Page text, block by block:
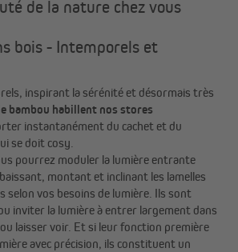
de la nature chez vous
bois - Intemporels et
inspirant la sérénité et désormais très
bambou habillent nos stores
instantanément du cachet et du
se doit cosy.
pourrez moduler la lumière entrante
montant et inclinant les lamelles
selon vos besoins de lumière. Ils sont
inviter la lumière à entrer largement dans
laisser voir. Et si leur fonction première
avec précision, ils constituent un